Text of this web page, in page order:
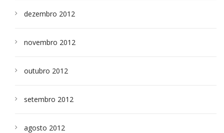
dezembro 2012
novembro 2012
outubro 2012
setembro 2012
agosto 2012